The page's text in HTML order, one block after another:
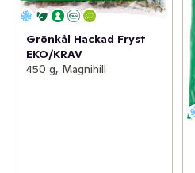
Grönkål Hackad Fryst
EKO/KRAV
450 g, Magnihill